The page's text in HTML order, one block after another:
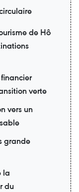
de Hô
verte
vers un
grande
la
du